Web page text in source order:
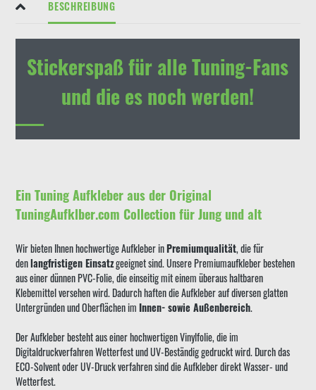
BESCHREIBUNG
Stickerspaß für alle Tuning-Fans
und die es noch werden!
Ein Tuning Aufkleber aus der Original
TuningAufklber.com Collection für Jung und alt
Wir bieten Ihnen hochwertige Aufkleber inPremiumqualität, die für
denlangfristigen Einsatzgeeignet sind. Unsere Premiumaufkleber bestehen
aus einer dünnen PVC-Folie, die einseitig mit einem überaus haltbaren
Klebemittel versehen wird. Dadurch haften die Aufkleber auf diversen glatten
Untergründen und Oberflächen imInnen- sowie Außenbereich.
Der Aufkleber besteht aus einer hochwertigen Vinylfolie, die im
Digitaldruckverfahren Wetterfest und UV-Beständig gedruckt wird. Durch das
ECO-Solvent oder UV-Druck verfahren sind die Aufkleber direkt Wasser- und
Wetterfest.